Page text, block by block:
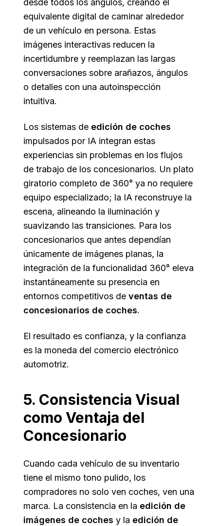
desde todos los ángulos, creando el
equivalente digital de caminar alrededor
de un vehículo en persona. Estas
imágenes interactivas reducen la
incertidumbre y reemplazan las largas
conversaciones sobre arañazos, ángulos
o detalles con una autoinspección
intuitiva.
Los sistemas de edición de coches
impulsados por IA integran estas
experiencias sin problemas en los flujos
de trabajo de los concesionarios. Un plato
giratorio completo de 360° ya no requiere
equipo especializado; la IA reconstruye la
escena, alineando la iluminación y
suavizando las transiciones. Para los
concesionarios que antes dependían
únicamente de imágenes planas, la
integración de la funcionalidad 360° eleva
instantáneamente su presencia en
entornos competitivos de ventas de
concesionarios de coches.
El resultado es confianza, y la confianza
es la moneda del comercio electrónico
automotriz.
5. Consistencia Visual
como Ventaja del
Concesionario
Cuando cada vehículo de su inventario
tiene el mismo tono pulido, los
compradores no solo ven coches, ven una
marca. La consistencia en la edición de
imágenes de coches y la edición de